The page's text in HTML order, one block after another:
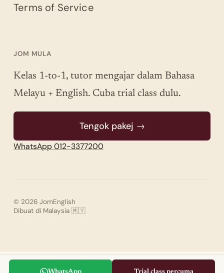
Terms of Service
JOM MULA
Kelas 1-to-1, tutor mengajar dalam Bahasa
Melayu + English. Cuba trial class dulu.
Tengok pakej →
WhatsApp 012-3377200
© 2026 JomEnglish
Dibuat di Malaysia 🇲🇾